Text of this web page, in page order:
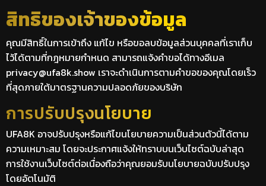
สิทธิของเจ้าของข้อมูล
คุณมีสิทธิ์ในการเข้าถึง แก้ไข หรือขอลบข้อมูลส่วนบุคคลที่เราเก็บ
ไว้ได้ตามที่กฎหมายกำหนด สามารถแจ้งคำขอได้ทางอีเมล
privacy@ufa8k.show เราจะดำเนินการตามคำขอของคุณโดยเร็ว
ที่สุดภายใต้มาตรฐานความปลอดภัยของบริษัท
การปรับปรุงนโยบาย
UFA8K อาจปรับปรุงหรือแก้ไขนโยบายความเป็นส่วนตัวนี้ได้ตาม
ความเหมาะสม โดยจะประกาศแจ้งให้ทราบบนเว็บไซต์ฉบับล่าสุด
การใช้งานเว็บไซต์ต่อเนื่องถือว่าคุณยอมรับนโยบายฉบับปรับปรุง
โดยอัตโนมัติ